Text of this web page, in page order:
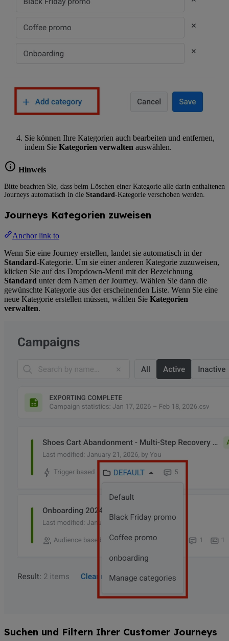
Sie können Ihre Kategorien auch bearbeiten und entfernen,
indem Sie Kategorien verwalten auswählen.
Hinweis
Bitte beachten Sie, dass beim Löschen einer Kategorie alle darin enthaltenen
Journeys automatisch in die Standard -Kategorie verschoben werden.
Journeys Kategorien zuweisen
Anchor link to
Wenn Sie eine Journey erstellen, landet sie automatisch in der
Standard-Kategorie. Um sie einer anderen Kategorie zuzuweisen,
klicken Sie auf das Dropdown-Menü mit der Bezeichnung
Standard unter dem Namen der Journey. Wählen Sie dann die
gewünschte Kategorie aus der erscheinenden Liste. Wenn Sie eine
neue Kategorie erstellen müssen, wählen Sie Kategorien
verwalten.
Suchen und Filtern Ihrer Customer Journeys